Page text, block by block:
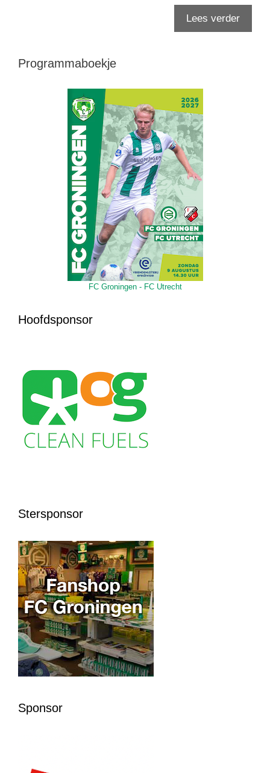
Lees verder
Programmaboekje
FC Groningen - FC Utrecht
Hoofdsponsor
Stersponsor
Sponsor